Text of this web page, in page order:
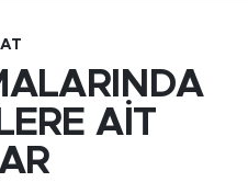
AİT
Haritası
ve Fikstür